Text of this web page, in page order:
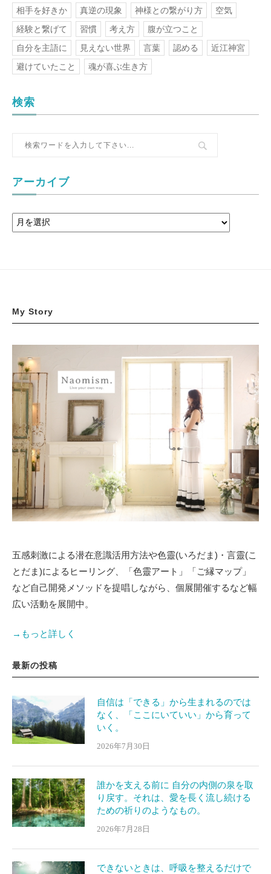
相手を好きか
真逆の現象 神様との繋がり方
空気
経験と繋げて
習慣 考え方
腹が立つこと
自分を主語に
見えない世界 言葉 認める
近江神宮
避けていたこと
魂が喜ぶ生き方
検索
アーカイブ
My Story
五感刺激による潜在意識活用方法や色靈(いろだま)・言靈(こ
とだま)によるヒーリング、「色靈アート」「ご縁マップ」
など自己開発メソッドを提唱しながら、個展開催するなど幅
広い活動を展開中。
→もっと詳しく
最新の投稿
自信は「できる」から生まれるのでは
なく、「ここにいていい」から育って
いく。
2026年7月30日
誰かを支える前に 自分の内側の泉を取
り戻す。それは、愛を長く流し続ける
ための祈りのようなもの。
2026年7月28日
できないときは、呼吸を整えるだけで